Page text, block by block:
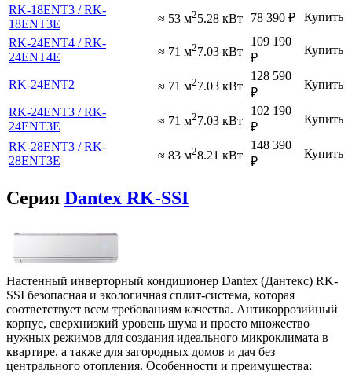
RK-18ENT3 / RK-
18ENT3E
≈ 53 м25.28 кВт 78 390 ₽
Купить
RK-24ENT4 / RK-
24ENT4E
≈ 71 м27.03 кВт
109 190
₽
Купить
RK-24ENT2 ≈ 71 м27.03 кВт
128 590
₽
Купить
RK-24ENT3 / RK-
24ENT3E
≈ 71 м27.03 кВт
102 190
₽
Купить
RK-28ENT3 / RK-
28ENT3E
≈ 83 м28.21 кВт
148 390
₽
Купить
Серия Dantex RK-SSI
Настенный инверторный кондиционер Dantex (Дантекс) RK-
SSI безопасная и экологичная сплит-система, которая
соответствует всем требованиям качества. Антикоррозийный
корпус, сверхнизкий уровень шума и просто множество
нужных режимов для создания идеального микроклимата в
квартире, а также для загородных домов и дач без
центрального отопления. Особенности и преимущества: